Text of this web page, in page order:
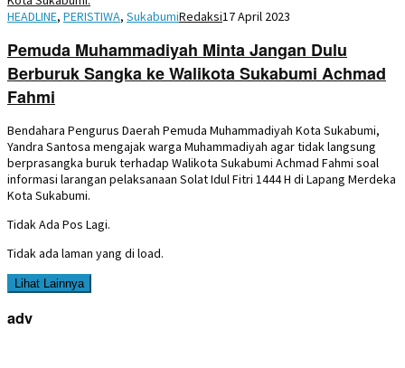
HEADLINE, PERISTIWA, SukabumiRedaksi17 April 2023
Pemuda Muhammadiyah Minta Jangan Dulu
Berburuk Sangka ke Walikota Sukabumi Achmad
Fahmi
Bendahara Pengurus Daerah Pemuda Muhammadiyah Kota Sukabumi,
Yandra Santosa mengajak warga Muhammadiyah agar tidak langsung
berprasangka buruk terhadap Walikota Sukabumi Achmad Fahmi soal
informasi larangan pelaksanaan Solat Idul Fitri 1444 H di Lapang Merdeka
Kota Sukabumi.
Tidak Ada Pos Lagi.
Tidak ada laman yang di load.
Lihat Lainnya
adv